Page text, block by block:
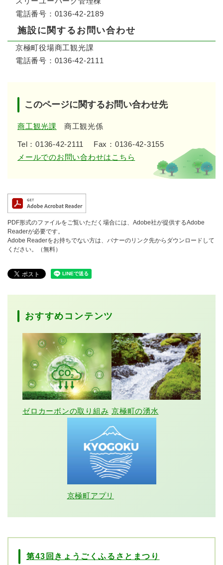
電話番号：0136-42-2189
施設に関するお問い合わせ
京極町役場商工観光課
電話番号：0136-42-2111
このページに関するお問い合わせ先
商工観光課 商工観光係
Tel：0136-42-2111
Fax：0136-42-3155
メールでのお問い合わせはこちら
PDF形式のファイルをご覧いただく場合には、Adobe社が提供するAdobe
Readerが必要です。
Adobe Readerをお持ちでない方は、バナーのリンク先からダウンロードして
ください。（無料）
おすすめコンテンツ
ゼロカーボンの取り組み 京極町の湧水
京極町アプリ
第43回きょうごくふるさとまつり